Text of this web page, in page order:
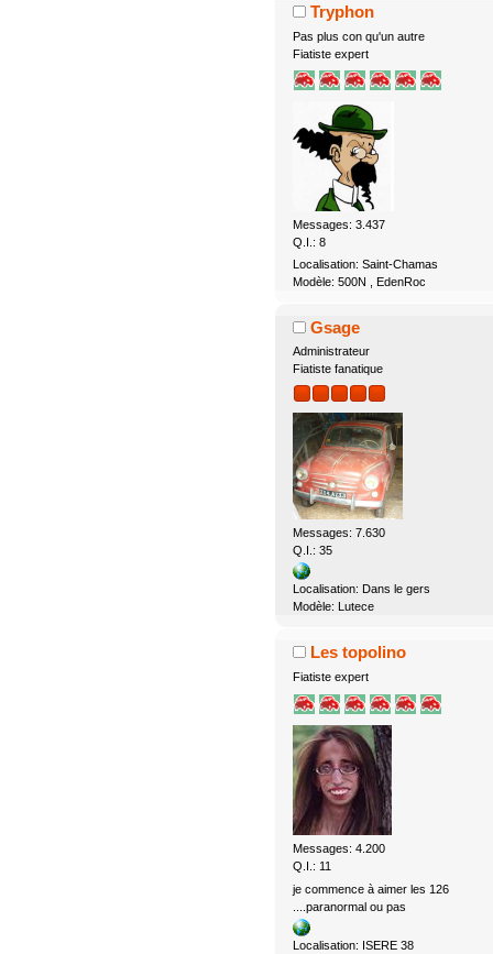
Tryphon
Pas plus con qu'un autre
Fiatiste expert
Messages: 3.437
Q.I.: 8
Localisation: Saint-Chamas
Modèle: 500N , EdenRoc
Gsage
Administrateur
Fiatiste fanatique
Messages: 7.630
Q.I.: 35
Localisation: Dans le gers
Modèle: Lutece
Les topolino
Fiatiste expert
Messages: 4.200
Q.I.: 11
je commence à aimer les 126
....paranormal ou pas
Localisation: ISERE 38